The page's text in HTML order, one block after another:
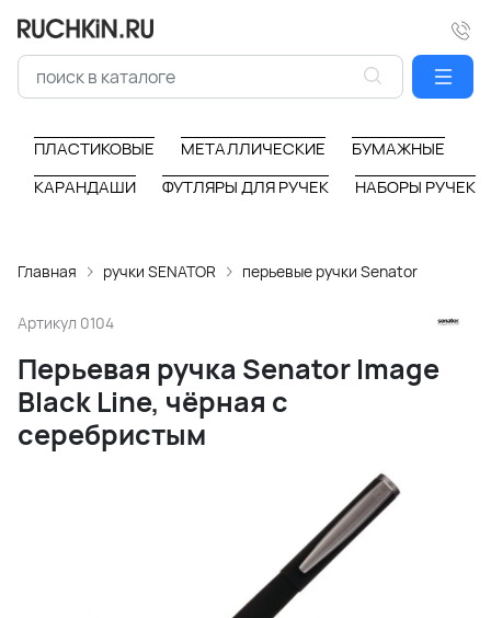
ПЛАСТИКОВЫЕ МЕТАЛЛИЧЕСКИЕ
БУМАЖНЫЕ
КАРАНДАШИ
ФУТЛЯРЫ ДЛЯ РУЧЕК НАБОРЫ РУЧЕК
Главная ручки SENATOR перьевые ручки Senator
Артикул 0104
Перьевая ручка Senator Image
Black Line, чёрная с
серебристым